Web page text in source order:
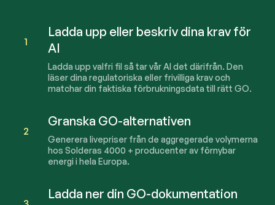
1
Ladda upp eller beskriv dina krav för
AI
Ladda upp valfri fil så tar vår AI det därifrån. Den
läser dina regulatoriska eller frivilliga krav och
matchar din faktiska förbrukningsdata till rätt GO.
2
Granska GO-alternativen
Generera livepriser från de aggregerade volymerna
hos Solderas 4000 + producenter av förnybar
energi i hela Europa.
Ladda ner din GO-dokumentation